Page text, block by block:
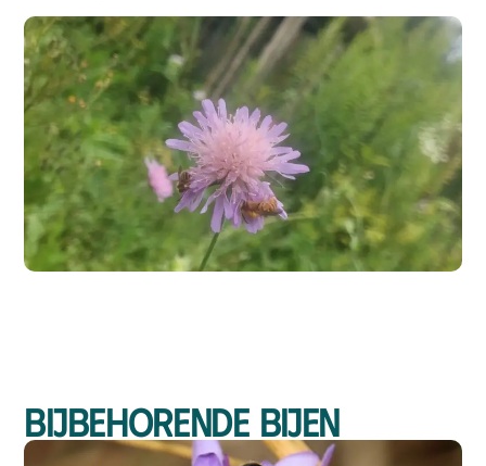
Bijbehorende bijen